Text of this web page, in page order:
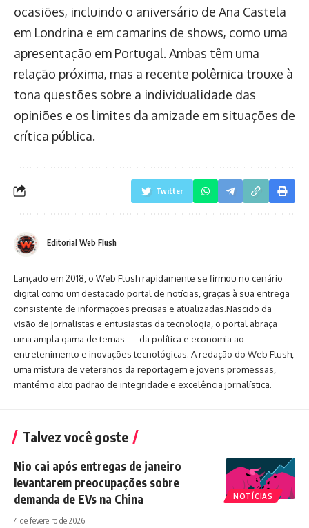
ocasiões, incluindo o aniversário de Ana Castela
em Londrina e em camarins de shows, como uma
apresentação em Portugal. Ambas têm uma
relação próxima, mas a recente polêmica trouxe à
tona questões sobre a individualidade das
opiniões e os limites da amizade em situações de
crítica pública.
Twitter
Editorial Web Flush
Lançado em 2018, o Web Flush rapidamente se firmou no cenário
digital como um destacado portal de notícias, graças à sua entrega
consistente de informações precisas e atualizadas.Nascido da
visão de jornalistas e entusiastas da tecnologia, o portal abraça
uma ampla gama de temas — da política e economia ao
entretenimento e inovações tecnológicas. A redação do Web Flush,
uma mistura de veteranos da reportagem e jovens promessas,
mantém o alto padrão de integridade e excelência jornalística.
Talvez você goste
NOTÍCIAS
Nio cai após entregas de janeiro
levantarem preocupações sobre
demanda de EVs na China
4 de fevereiro de 2026